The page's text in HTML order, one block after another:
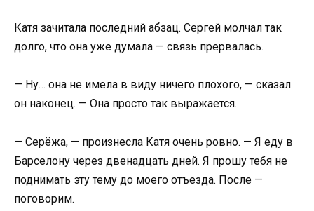
Катя зачитала последний абзац. Сергей молчал так
долго, что она уже думала — связь прервалась.
— Ну… она не имела в виду ничего плохого, — сказал
он наконец. — Она просто так выражается.
— Серёжа, — произнесла Катя очень ровно. — Я еду в
Барселону через двенадцать дней. Я прошу тебя не
поднимать эту тему до моего отъезда. После —
поговорим.